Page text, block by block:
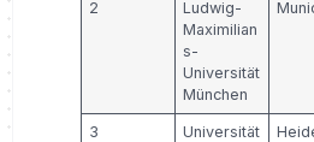
2
Ludwig-
Maximilian
s-
Universität
München
3
Universität